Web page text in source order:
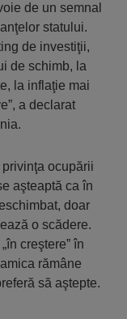
de un semnal
statului.
de investiţii,
de schimb, la
la inflaţie mai
a declarat
ocupării
aşteaptă ca în
doar
o scădere.
creştere” în
rămâne
să aştepte.